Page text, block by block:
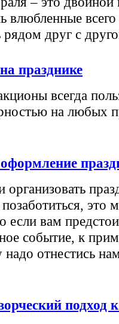
влюбленные
рядом друг с
празднике
всегда
на любых
это
вам
событие, к
отнестись
подход